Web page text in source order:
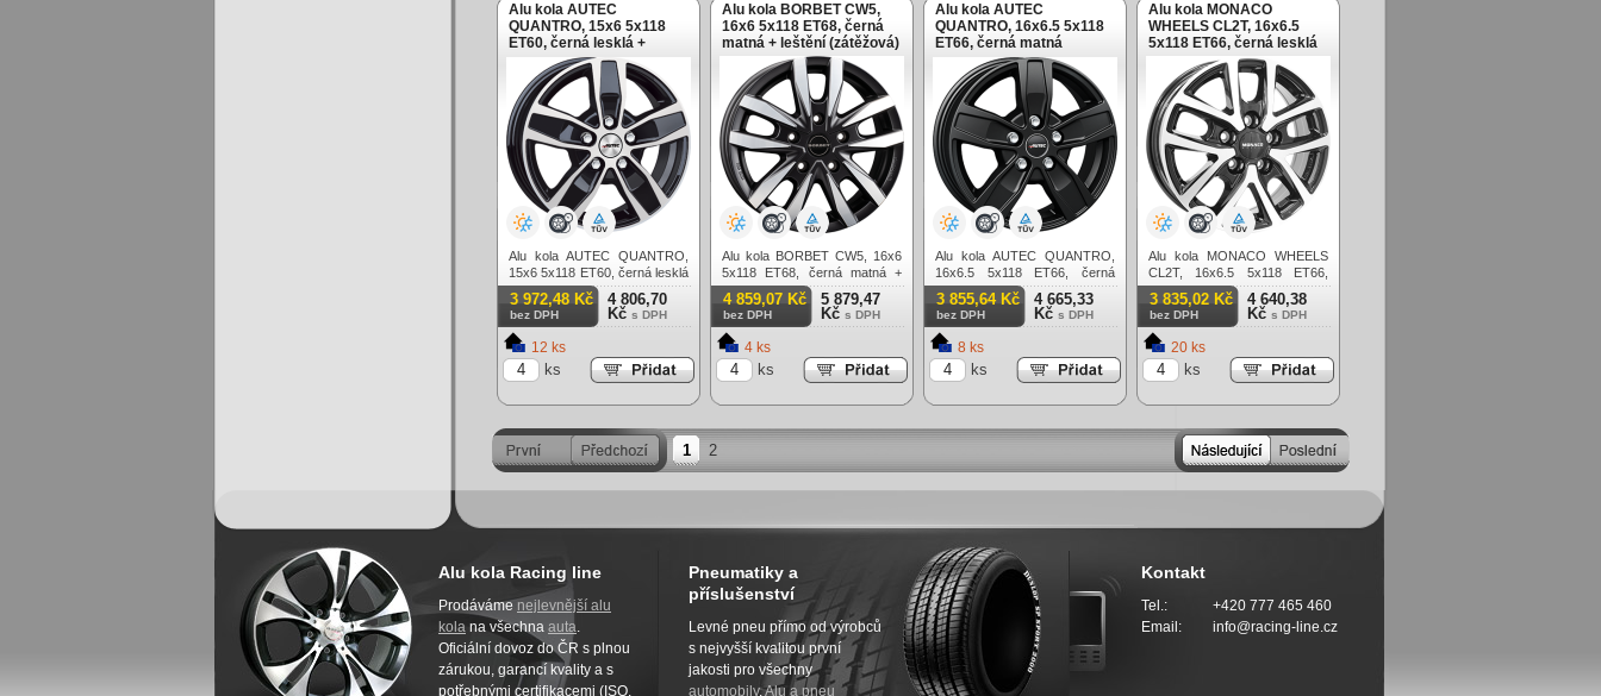
Alu kola AUTEC
QUANTRO, 15x6 5x118
ET60, černá lesklá +
leštění (zátěžová)
Alu kola AUTEC QUANTRO,
15x6 5x118 ET60, černá lesklá
+ leštění (zátěžová)
3 972,48 Kč
bez DPH
4 806,70
Kč s DPH
12 ks
ks
Alu kola BORBET CW5,
16x6 5x118 ET68, černá
matná + leštění (zátěžová)
Alu kola BORBET CW5, 16x6
5x118 ET68, černá matná +
leštění (zátěžová)
4 859,07 Kč
bez DPH
5 879,47
Kč s DPH
4 ks
ks
Alu kola AUTEC
QUANTRO, 16x6.5 5x118
ET66, černá matná
(zátěžová)
Alu kola AUTEC QUANTRO,
16x6.5 5x118 ET66, černá
matná (zátěžová)
3 855,64 Kč
bez DPH
4 665,33
Kč s DPH
8 ks
ks
Alu kola MONACO
WHEELS CL2T, 16x6.5
5x118 ET66, černá lesklá
+ leštění (zátěžová)
Alu kola MONACO WHEELS
CL2T, 16x6.5 5x118 ET66,
černá lesklá + leštění
(zátěžová)
3 835,02 Kč
bez DPH
4 640,38
Kč s DPH
20 ks
ks
1 2
Alu kola Racing line
Prodáváme nejlevnější alu
kola na všechna auta.
Oficiální dovoz do ČR s plnou
zárukou, garancí kvality a s
potřebnými certifikacemi (ISO,
Pneumatiky a
příslušenství
Levné pneu přímo od výrobců
s nejvyšší kvalitou první
jakosti pro všechny
automobily.Alu a pneu
Kontakt
Tel.:
+420 777 465 460
Email:
info@racing-line.cz